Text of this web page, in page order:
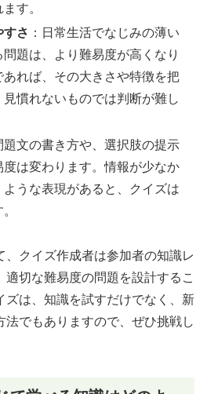
す。
すさ ：日常生活でなじみの薄い
題は、より難易度が高くなり
あれば、その大きさや特徴を把
慣れないものでは判断が難し
題文の書き方や、選択肢の提示
は変わります。情報が少なか
うな表現があると、クイズは
、クイズ作成者は参加者の知識レ
切な難易度の問題を設計するこ
ズは、知識を試すだけでなく、新
法でもありますので、ぜひ挑戦し